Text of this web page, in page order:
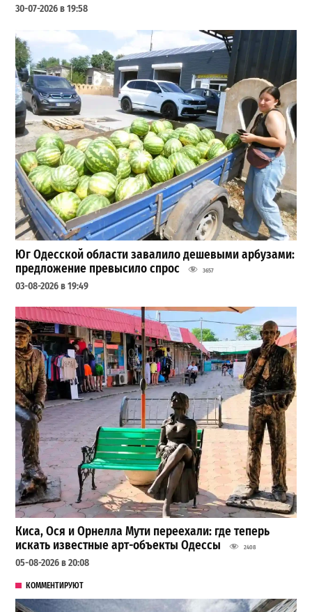
30-07-2026 в 19:58
Юг Одесской области завалило дешевыми арбузами:
предложение превысило спрос
3657
03-08-2026 в 19:49
Киса, Ося и Орнелла Мути переехали: где теперь
искать известные арт-объекты Одессы
2408
05-08-2026 в 20:08
КОММЕНТИРУЮТ